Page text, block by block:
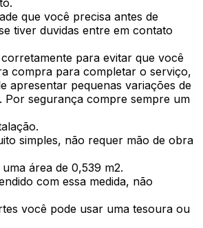
que você precisa antes de
tiver duvidas entre em contato
para evitar que você
compra para completar o serviço,
apresentar pequenas variações de
Por segurança compre sempre um
simples, não requer mão de obra
área de 0,539 m2.
com essa medida, não
você pode usar uma tesoura ou